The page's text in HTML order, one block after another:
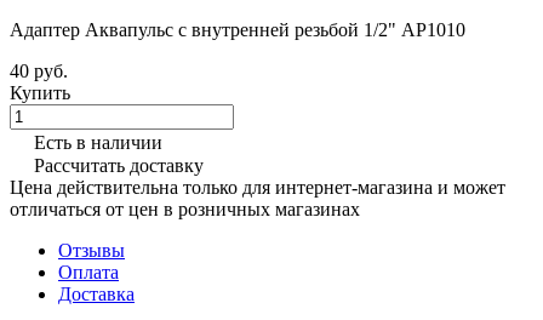
Адаптер Аквапульс с внутренней резьбой 1/2" АР1010
40 руб.
Купить
Есть в наличии
Рассчитать доставку
Цена действительна только для интернет-магазина и может
отличаться от цен в розничных магазинах
Отзывы
Оплата
Доставка